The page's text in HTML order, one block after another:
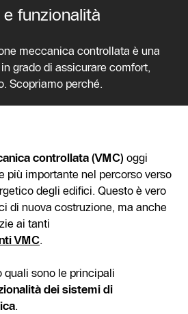
funzionalità
meccanica controllata è una
grado di assicurare comfort,
Scopriamo perché.
controllata (VMC) oggi
più importante nel percorso verso
degli edifici. Questo è vero
di nuova costruzione, ma anche
ai tanti
VMC.
quali sono le principali
dei sistemi di
.